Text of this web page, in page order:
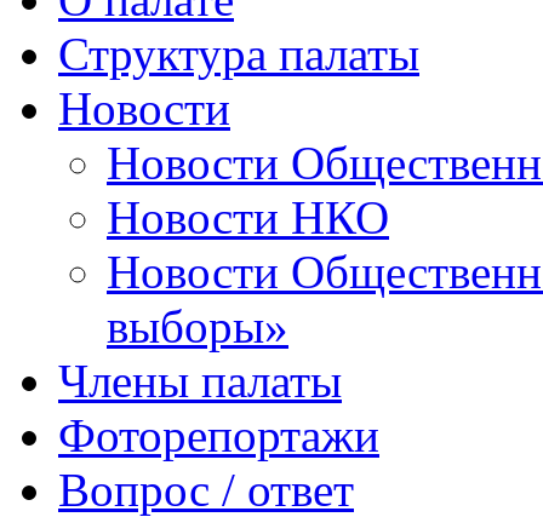
Структура палаты
Новости
Новости
Новости НКО
Новости
выборы»
Члены палаты
Фоторепортажи
Вопрос / ответ